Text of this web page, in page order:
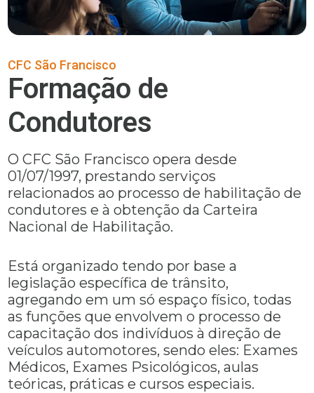
CFC São Francisco
Formação de
Condutores
O CFC São Francisco opera desde
01/07/1997, prestando serviços
relacionados ao processo de habilitação de
condutores e à obtenção da Carteira
Nacional de Habilitação.
Está organizado tendo por base a
legislação específica de trânsito,
agregando em um só espaço físico, todas
as funções que envolvem o processo de
capacitação dos indivíduos à direção de
veículos automotores, sendo eles: Exames
Médicos, Exames Psicológicos, aulas
teóricas, práticas e cursos especiais.